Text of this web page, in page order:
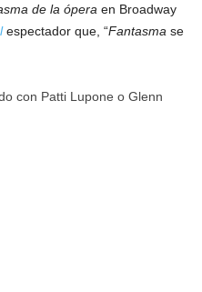
de la ópera en Broadway
espectador que, “Fantasma se